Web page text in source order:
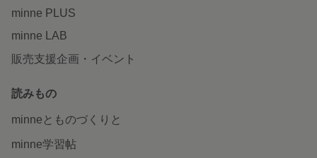
minne PLUS
minne LAB
販売支援企画・イベント
読みもの
minneとものづくりと
minne学習帖